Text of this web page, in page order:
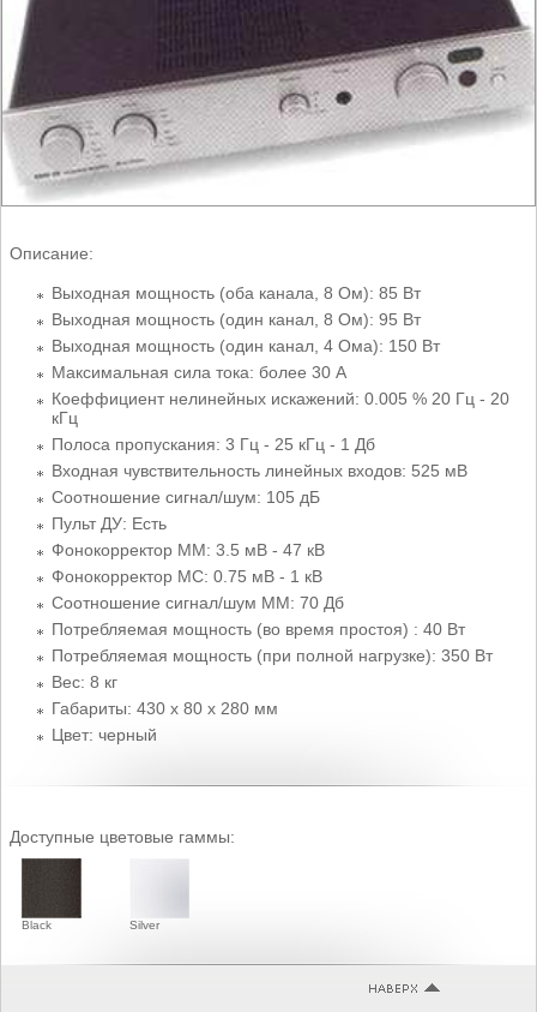
Описание:
Выходная мощность (оба канала, 8 Ом): 85 Вт
Выходная мощность (один канал, 8 Ом): 95 Вт
Выходная мощность (один канал, 4 Ома): 150 Вт
Максимальная сила тока: более 30 A
Коеффициент нелинейных искажений: 0.005 % 20 Гц - 20
кГц
Полоса пропускания: 3 Гц - 25 кГц - 1 Дб
Входная чувствительность линейных входов: 525 мВ
Соотношение сигнал/шум: 105 дБ
Пульт ДУ: Есть
Фонокорректор MM: 3.5 мВ - 47 кВ
Фонокорректор MC: 0.75 мВ - 1 кВ
Соотношение сигнал/шум MM: 70 Дб
Потребляемая мощность (во время простоя) : 40 Вт
Потребляемая мощность (при полной нагрузке): 350 Вт
Вес: 8 кг
Габариты: 430 x 80 x 280 мм
Цвет: черный
Доступные цветовые гаммы:
Black Silver